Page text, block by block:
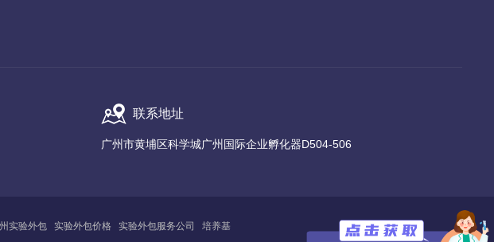
联系地址
广州市黄埔区科学城广州国际企业孵化器D504-506
实验外包 实验外包价格 实验外包服务公司 培养基